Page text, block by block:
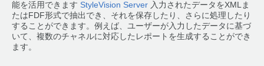
能を活用できます StyleVision Server 入力されたデータをXMLま
たはFDF形式で抽出でき、それを保存したり、さらに処理したり
することができます。例えば、ユーザーが入力したデータに基づ
いて、複数のチャネルに対応したレポートを生成することができ
ます。